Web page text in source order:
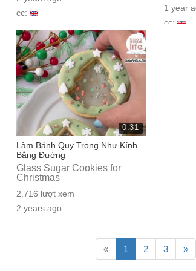
cc:
1 year
cc:
0:31
Làm Bánh Quy Trong Như Kính
Bằng Đường
Glass Sugar Cookies for
Christmas
2.716 lượt xem
2 years ago
« 1 2 3 »